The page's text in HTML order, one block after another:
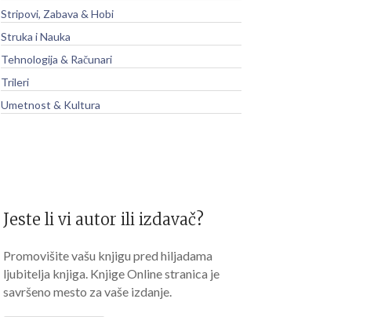
Stripovi, Zabava & Hobi
Struka i Nauka
Tehnologija & Računari
Trileri
Umetnost & Kultura
Jeste li vi autor ili izdavač?
Promovišite vašu knjigu pred hiljadama
ljubitelja knjiga. Knjige Online stranica je
savršeno mesto za vaše izdanje.